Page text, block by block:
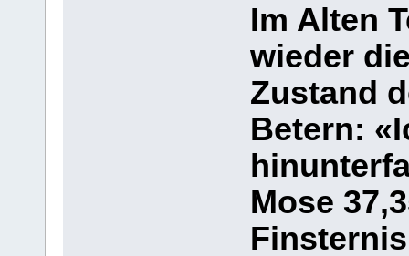
Im Alten
wieder
Zustand
Betern:
Mose